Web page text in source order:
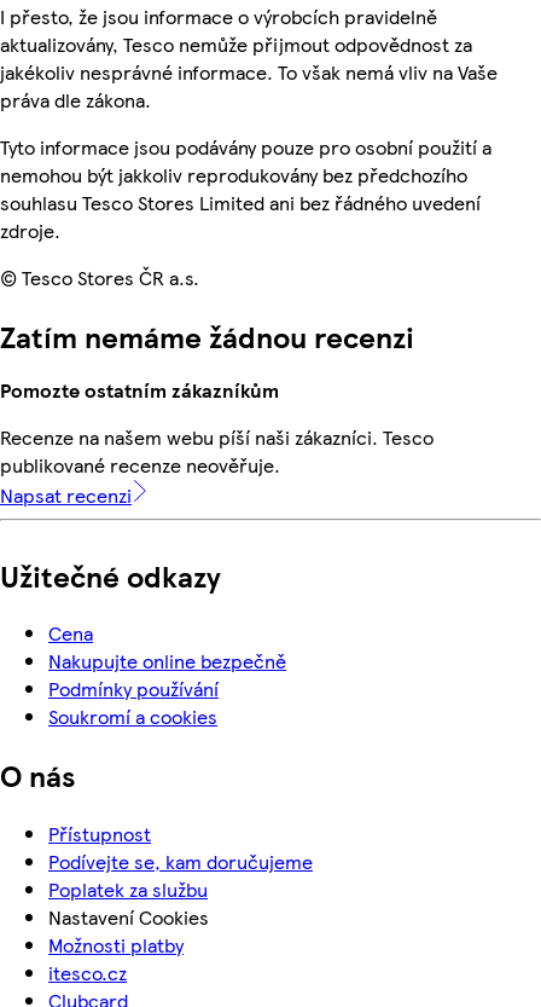
I přesto, že jsou informace o výrobcích pravidelně
aktualizovány, Tesco nemůže přijmout odpovědnost za
jakékoliv nesprávné informace. To však nemá vliv na Vaše
práva dle zákona.
Tyto informace jsou podávány pouze pro osobní použití a
nemohou být jakkoliv reprodukovány bez předchozího
souhlasu Tesco Stores Limited ani bez řádného uvedení
zdroje.
© Tesco Stores ČR a.s.
Zatím nemáme žádnou recenzi
Pomozte ostatním zákazníkům
Recenze na našem webu píší naši zákazníci. Tesco
publikované recenze neověřuje.
Napsat recenzi
Užitečné odkazy
Cena
Nakupujte online bezpečně
Podmínky používání
Soukromí a cookies
O nás
Přístupnost
Podívejte se, kam doručujeme
Poplatek za službu
Nastavení Cookies
Možnosti platby
itesco.cz
Clubcard